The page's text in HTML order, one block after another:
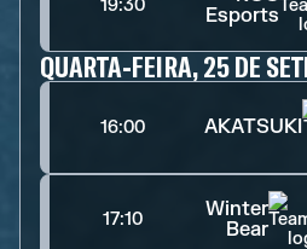
19:30
Esports
QUARTA-FEIRA, 25 DE
16:00 AKATSUKI
17:10
Winter
Bear